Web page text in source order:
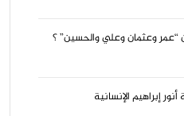
“عمر وعثمان وعلي والحسين” ؟
إبراهيم الإنسانية